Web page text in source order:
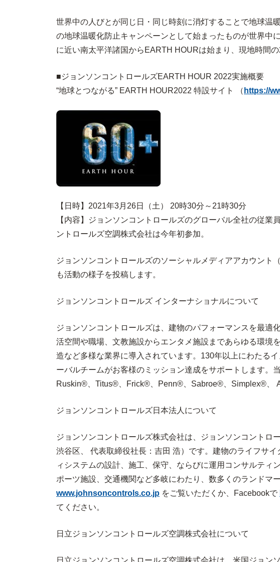
世界中の人びとが同じ日・同じ時刻に消灯することで地球温
の地球温暖化防止キャンペーンとして始まったものが世界中
に近い南太平洋諸国からEARTH HOURは始まり、現地時間
■ジョンソンコントロールズEARTH HOUR 2022実施概要
“地球とつながる” EARTH HOUR2022 特設サイト （ https://
【日時】2021年3月26日（土） 20時30分～21時30分
【内容】ジョンソンコントロールズのグローバル全社の従
ントロールズ空調株式会社は今年初参加。
ジョンソンコントロールズのソーシャルメディアアカウント
も活動の様子を投稿します。
ジョンソンコントロールズ インターナショナルについて
ジョンソンコントロールズは、建物のパフォーマンスを最
活空間や職場、文教施設からエンタメ施設まであらゆる環境
造など多様な業界に導入されています。 130年以上にわたる
ーバルチームがお客様のミッション達成をサポートします。
Ruskin®
Titus® Frick® Penn® Sabroe® Simplex®
ジョンソンコントロールズ日本法人について
ジョンソンコントロールズ株式会社は、ジョンソンコントロ
渋谷区、 代表取締役社長：吉田 浩）です。建物のライフサ
ィシステムの設計、施工、保守、ならびに運用コンサルテ
ポーツ施設、交通機関など多岐にわたり、数多くのランドマ
www.johnsoncontrols.co.jp をご覧いただくか、Facebookで
てください。
日立ジョンソンコントロールズ空調株式会社について
日立ジョンソンコントロールズ空調株式会社は、米国ジョン